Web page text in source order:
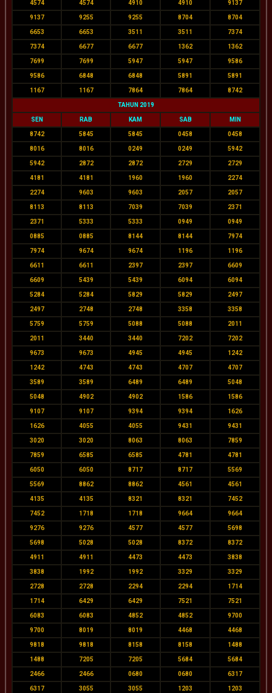
4574 4574 4910 4910 9137
9137 9255 9255 8704 8704
6653 6653 3511 3511 7374
7374 6677 6677 1362 1362
7699 7699 5947 5947 9586
9586 6848 6848 5891 5891
1167 1167 7864 7864 8742
TAHUN 2019
SEN RAB KAM SAB MIN
8742 5845 5845 0458 0458
8016 8016 0249 0249 5942
5942 2872 2872 2729 2729
4181 4181 1960 1960 2274
2274 9603 9603 2057 2057
8113 8113 7039 7039 2371
2371 5333 5333 0949 0949
0885 0885 8144 8144 7974
7974 9674 9674 1196 1196
6611 6611 2397 2397 6609
6609 5439 5439 6094 6094
5284 5284 5829 5829 2497
2497 2748 2748 3358 3358
5759 5759 5088 5088 2011
2011 3440 3440 7202 7202
9673 9673 4945 4945 1242
1242 4743 4743 4707 4707
3589 3589 6489 6489 5048
5048 4902 4902 1586 1586
9107 9107 9394 9394 1626
1626 4055 4055 9431 9431
3020 3020 8063 8063 7859
7859 6585 6585 4781 4781
6050 6050 8717 8717 5569
5569 8862 8862 4561 4561
4135 4135 8321 8321 7452
7452 1718 1718 9664 9664
9276 9276 4577 4577 5698
5698 5028 5028 8372 8372
4911 4911 4473 4473 3838
3838 1992 1992 3329 3329
2728 2728 2294 2294 1714
1714 6429 6429 7521 7521
6083 6083 4852 4852 9700
9700 8019 8019 4468 4468
9818 9818 8158 8158 1488
1488 7205 7205 5684 5684
2466 2466 0680 0680 6317
6317 3055 3055 1203 1203